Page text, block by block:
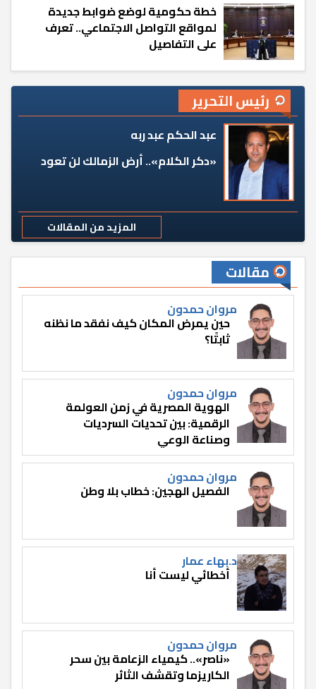
خطة حكومية لوضع ضوابط جديدة
لمواقع التواصل الاجتماعي.. تعرف
على التفاصيل
رئيس التحرير
عبد الحكم عبد ربه
«دكر الكلام».. أرض الزمالك لن تعود
المزيد من المقالات
مقالات
مروان حمدون
حين يمرض المكان كيف نفقد ما نظنه
ثابتًا؟
مروان حمدون
الهوية المصرية في زمن العولمة
الرقمية: بين تحديات السرديات
وصناعة الوعي
مروان حمدون
الفصيل الهجين: خطاب بلا وطن
د.بهاء عمار
أخطائي ليست أنا
مروان حمدون
«ناصر».. كيمياء الزعامة بين سحر
الكاريزما وتقشف الثائر